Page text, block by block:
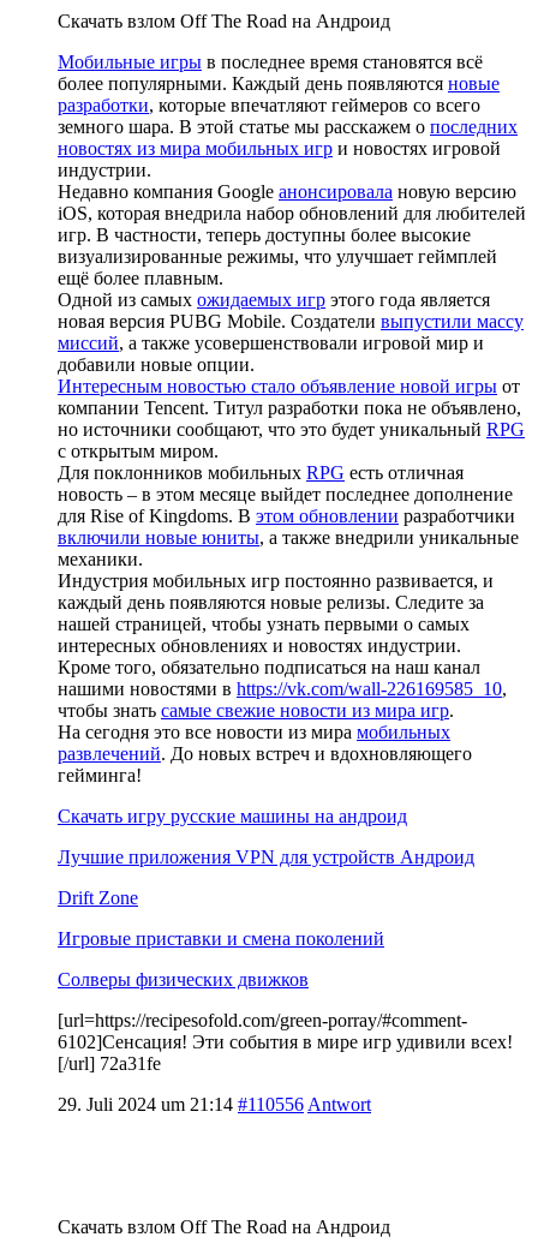
Скачать взлом Off The Road на Андроид
Мобильные игры в последнее время становятся всё
более популярными. Каждый день появляются новые
разработки, которые впечатляют геймеров со всего
земного шара. В этой статье мы расскажем о последних
новостях из мира мобильных игр и новостях игровой
индустрии.
Недавно компания Google анонсировала новую версию
iOS, которая внедрила набор обновлений для любителей
игр. В частности, теперь доступны более высокие
визуализированные режимы, что улучшает геймплей
ещё более плавным.
Одной из самых ожидаемых игр этого года является
новая версия PUBG Mobile. Создатели выпустили массу
миссий, а также усовершенствовали игровой мир и
добавили новые опции.
Интересным новостью стало объявление новой игры от
компании Tencent. Титул разработки пока не объявлено,
но источники сообщают, что это будет уникальный RPG
с открытым миром.
Для поклонников мобильных RPG есть отличная
новость – в этом месяце выйдет последнее дополнение
для Rise of Kingdoms. В этом обновлении разработчики
включили новые юниты, а также внедрили уникальные
механики.
Индустрия мобильных игр постоянно развивается, и
каждый день появляются новые релизы. Следите за
нашей страницей, чтобы узнать первыми о самых
интересных обновлениях и новостях индустрии.
Кроме того, обязательно подписаться на наш канал
нашими новостями в https://vk.com/wall-226169585_10,
чтобы знать самые свежие новости из мира игр.
На сегодня это все новости из мира мобильных
развлечений. До новых встреч и вдохновляющего
гейминга!
Скачать игру русские машины на андроид
Лучшие приложения VPN для устройств Андроид
Drift Zone
Игровые приставки и смена поколений
Солверы физических движков
[url=https://recipesofold.com/green-porray/#comment-
6102]Сенсация! Эти события в мире игр удивили всех!
[/url] 72a31fe
29. Juli 2024 um 21:14 #110556 Antwort
Скачать взлом Off The Road на Андроид